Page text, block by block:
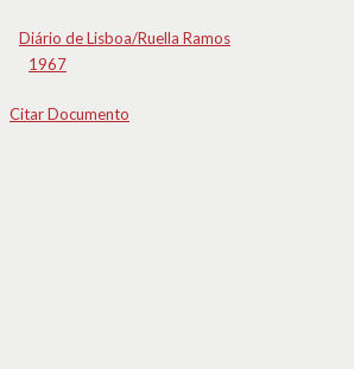
Diário de Lisboa/Ruella Ramos
1967
Citar Documento